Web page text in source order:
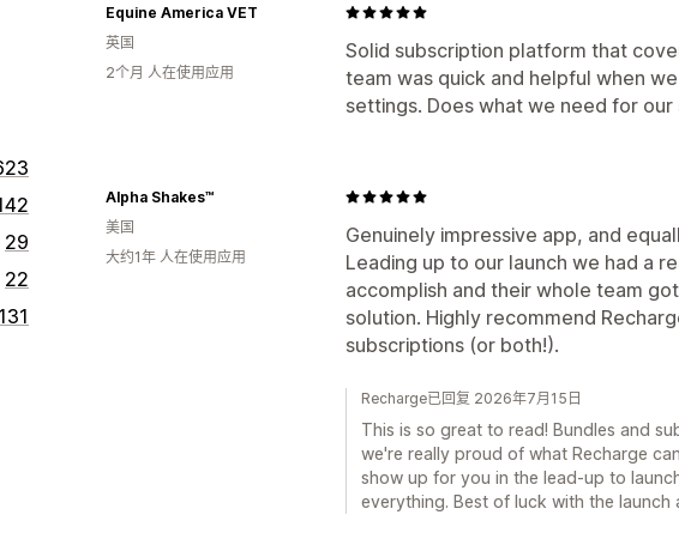
29
22
131
Solid subscription platform that
team was quick and helpful when
settings. Does what we need for
Equine America VET
英国
2个月 人在使用应用
Genuinely impressive app, and
Leading up to our launch we had a
accomplish and their whole team
solution. Highly recommend
subscriptions (or both!).
Alpha Shakes™
美国
大约1年 人在使用应用
Recharge已回复 2026年7月15日
This is so great to read! Bundles and
we're really proud of what Recharge
show up for you in the lead-up to
everything. Best of luck with the launch